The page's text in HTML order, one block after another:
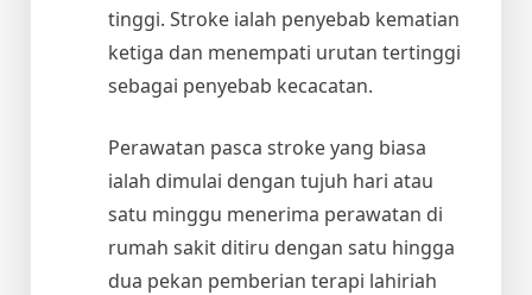
tinggi. Stroke ialah penyebab kematian
ketiga dan menempati urutan tertinggi
sebagai penyebab kecacatan.
Perawatan pasca stroke yang biasa
ialah dimulai dengan tujuh hari atau
satu minggu menerima perawatan di
rumah sakit ditiru dengan satu hingga
dua pekan pemberian terapi lahiriah